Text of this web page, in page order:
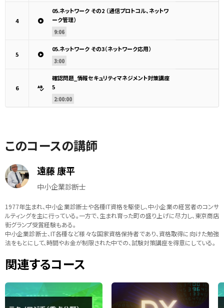
4
05.ネットワーク その2 （通信プロトコル、ネットワ
ーク管理）
9:06
5
05.ネットワーク その3（ネットワーク応用）
3:00
6
確認問題_情報セキュリティマネジメント対策講座
5
2:00:00
このコースの講師
遠藤 康平
中小企業診断士
1977年生まれ、中小企業診断士や各種IT資格を駆使し、中小企業の経営者のコンサ
ルティングを主に行っている。一方で、生まれ育った町の盛り上げに尽力し、東京商店
街グランプ受賞経験もある。
中小企業診断士、IT各種など様々な国家資格保持者であり、資格取得に向けた勉強
法をもとにして、時間やお金が制限された中での、試験対策講座を得意にしている。
関連するコース